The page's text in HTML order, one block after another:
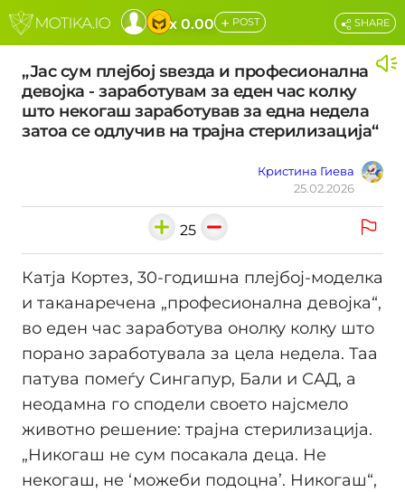
x 0.00 + POST
„Јас сум плејбој ѕвезда и професионална
девојка - заработувам за еден час колку
што некогаш заработував за една недела
затоа се одлучив на трајна стерилизација“
Кристина Гиева
25.02.2026
SHARE
25
Катја Кортез, 30-годишна плејбој-моделка
и таканаречена „професионална девојка“,
во еден час заработува онолку колку што
порано заработувала за цела недела. Таа
патува помеѓу Сингапур, Бали и САД, a
неодамна го сподели своето најсмело
животно решение: трајна стерилизација.
„Никогаш не сум посакала деца. Не
некогаш, не ‘можеби подоцна’. Никогаш“,